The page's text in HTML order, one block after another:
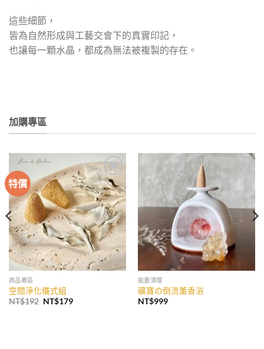
這些細節，
皆為自然形成與工藝交會下的真實印記，
也讓每一顆水晶，都成為無法被複製的存在。
加購專區
特價
加入
收藏
商品專區
空間淨化儀式組
NT$192 原
NT$179目
收藏
能量清理
礦寶の倒流薰香浴
NT$999